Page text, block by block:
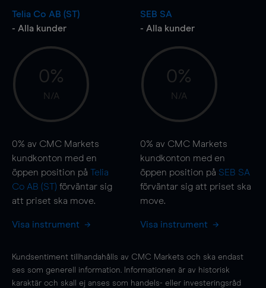
Telia Co AB (ST)
- Alla kunder
0%
N/A
0% av CMC Markets
kundkonton med en
öppen position på Telia
Co AB (ST) förväntar sig
att priset ska move.
Visa instrument
SEB SA
- Alla kunder
0%
N/A
0% av CMC Markets
kundkonton med en
öppen position på SEB SA
förväntar sig att priset ska
move.
Visa instrument
Kundsentiment tillhandahålls av CMC Markets och ska endast
ses som generell information. Informationen är av historisk
karaktär och skall ej anses som handels- eller investeringsråd